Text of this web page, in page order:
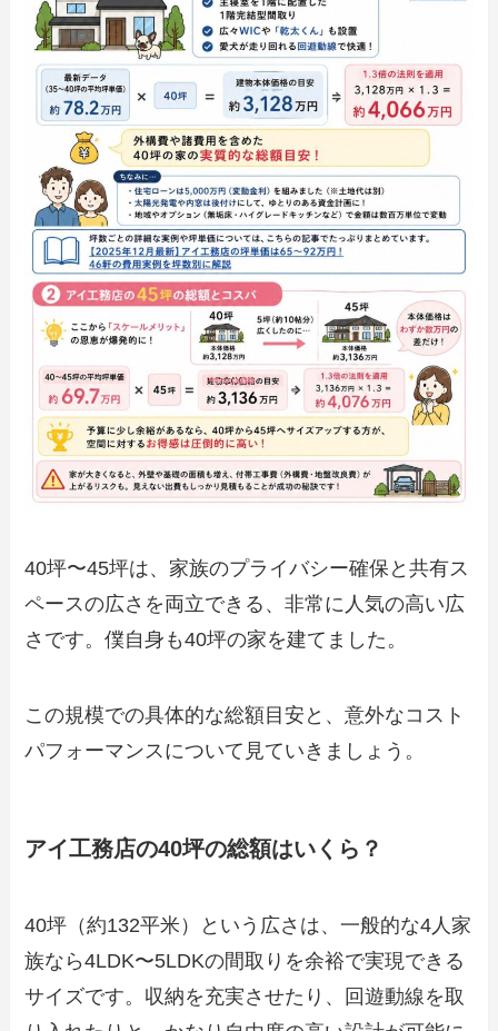
40坪〜45坪は、家族のプライバシー確保と共有ス
ペースの広さを両立できる、非常に人気の高い広
さです。僕自身も40坪の家を建てました。
この規模での具体的な総額目安と、意外なコスト
パフォーマンスについて見ていきましょう。
アイ工務店の40坪の総額はいくら？
40坪（約132平米）という広さは、一般的な4人家
族なら4LDK〜5LDKの間取りを余裕で実現できる
サイズです。収納を充実させたり、回遊動線を取